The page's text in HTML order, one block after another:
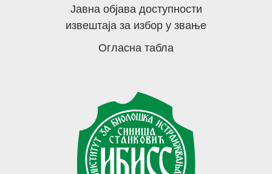
Јавна објава доступности
извештаја за избор у звање
Огласна табла